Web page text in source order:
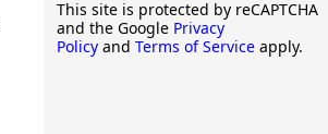
This site is protected by reCAPTCHA
and the Google Privacy
Policy and Terms of Service apply.